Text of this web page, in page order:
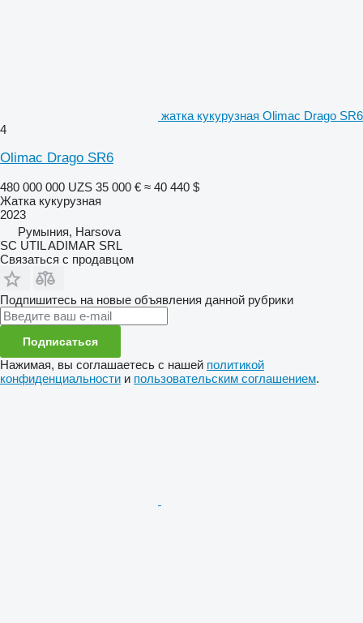
жатка кукурузная Olimac Drago SR6
4
Olimac Drago SR6
480 000 000 UZS 35 000 € ≈ 40 440 $
Жатка кукурузная
2023
Румыния, Harsova
SC UTIL ADIMAR SRL
Связаться с продавцом
Подпишитесь на новые объявления данной рубрики
Подписаться
Нажимая, вы соглашаетесь с нашей политикой
конфиденциальности и пользовательским соглашением.